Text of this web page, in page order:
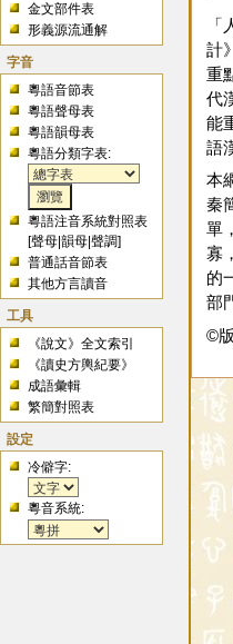
金文部件表
形義源流通解
字音
粵語音節表
粵語聲母表
粵語韻母表
粵語分類字表:
粵語注音系統對照表
[聲母 |韻母 |聲調]
普通話音節表
其他方言讀音
工具
《說文》全文索引
《讀史方輿紀要》
成語彙輯
繁簡對照表
設定
冷僻字:
粵音系統:
計
重
代
能
語
本
秦
單
寡
的
部
©